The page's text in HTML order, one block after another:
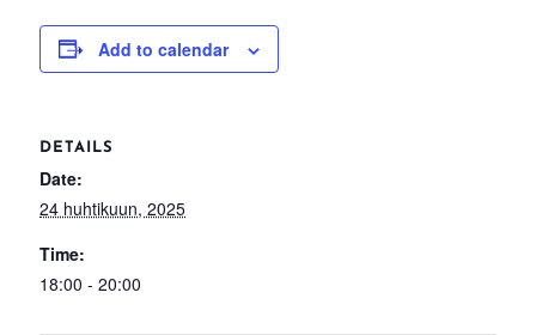
Add to calendar
DETAILS
Date:
24 huhtikuun, 2025
Time:
18:00 - 20:00